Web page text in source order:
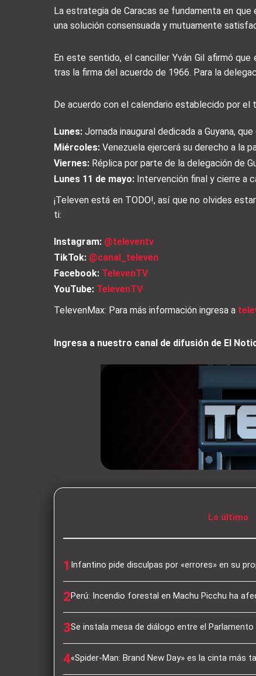
La estrategia de Caracas se fundamenta en
una solución consensuada y mutuamente
En este sentido, el canciller Yván Gil afirmó
tras la firma del acuerdo de 1966. Para la
De acuerdo con el calendario establecido por el
Lunes: Jornada inaugural dedicada a Guyana,
Miércoles: Venezuela ejercerá su derecho a la
Viernes: Réplica por parte de la delegación de
Lunes 11 de mayo: Intervención final y cierre a
¡Televen está en TODO!, así que no olvides
ti:
Instagram: @televentv
TikTok: @canal_televen
Facebook: TelevenTV
YouTube: TelevenTV
TelevenMax: Para más información ingresa a
Ingresa a nuestro canal de difusión de El
Lo último
1 Infantino pide disculpas por «errores» en su
2Perú: Incendio forestal en Machu Picchu ha
3Se instala mesa de diálogo entre el
4«Spider-Man: Brand New Day» es la cinta más